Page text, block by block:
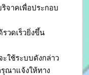
จาคเพื่อประกอบ
วดเร็วยิ่งขึ้น
ใช้ระบบดังกล่าว
ณาแจ้งให้ทาง